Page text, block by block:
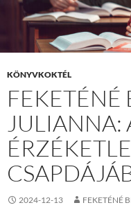
KÖNYVKOKTÉL
FEKETÉNÉ
JULIANNA:
2024-12-13 FEKETÉNÉ